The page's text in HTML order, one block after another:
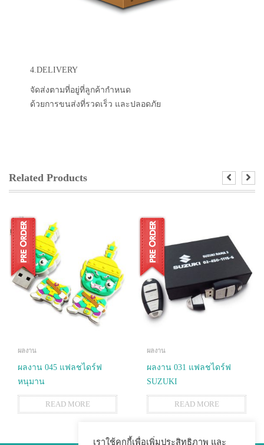
4.DELIVERY
จัดส่งตามที่อยู่ที่ลูกค้ากำหนด
ด้วยการขนส่งที่รวดเร็ว และปลอดภัย
Related Products
ผลงาน
ผลงาน 045 แฟลชไดร์ฟ
หนุมาน
READ MORE
ผลงาน
ผลงาน 031 แฟลชไดร์ฟ
SUZUKI
READ MORE
เราใช้คุกกี้เพื่อเพิ่มประสิทธิภาพ และ